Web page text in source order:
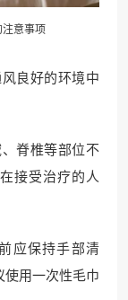
意事项
良好的环境中
脊椎等部位不
接受治疗的人
应保持手部清
使用一次性毛巾